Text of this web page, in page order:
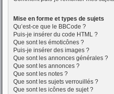
Mise en forme et types de sujets
Qu’est-ce que le BBCode ?
Puis-je insérer du code HTML ?
Que sont les émoticônes ?
Puis-je insérer des images ?
Que sont les annonces générales ?
Que sont les annonces ?
Que sont les notes ?
Que sont les sujets verrouillés ?
Que sont les icônes de sujet ?